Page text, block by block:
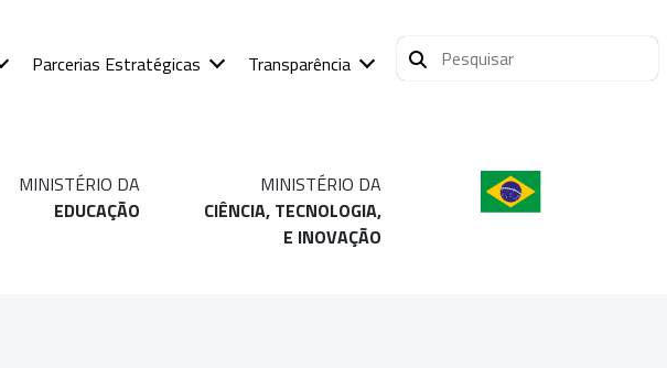
Parcerias Estratégicas Transparência
MINISTÉRIO DA
EDUCAÇÃO
MINISTÉRIO DA
CIÊNCIA, TECNOLOGIA,
E INOVAÇÃO